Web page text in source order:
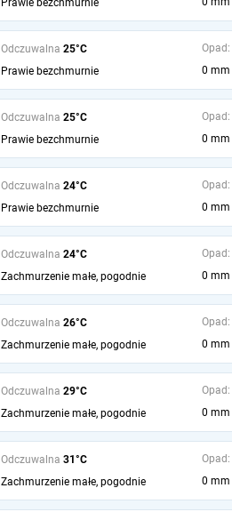
Odczuwalna 25°C
Prawie bezchmurnie
Opad:
0 mm
Odczuwalna 25°C
Prawie bezchmurnie
Opad:
0 mm
Odczuwalna 24°C
Prawie bezchmurnie
Opad:
0 mm
Odczuwalna 24°C
Zachmurzenie małe, pogodnie
Opad:
0 mm
Odczuwalna 26°C
Zachmurzenie małe, pogodnie
Opad:
0 mm
Odczuwalna 29°C
Zachmurzenie małe, pogodnie
Opad:
0 mm
Odczuwalna 31°C
Zachmurzenie małe, pogodnie
Opad:
0 mm